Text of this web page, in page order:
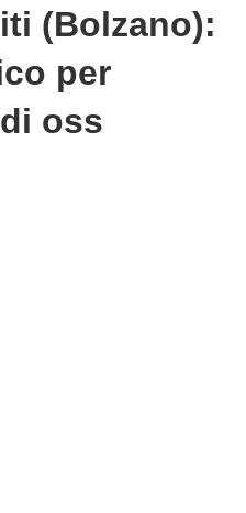
(Bolzano):
per
oss